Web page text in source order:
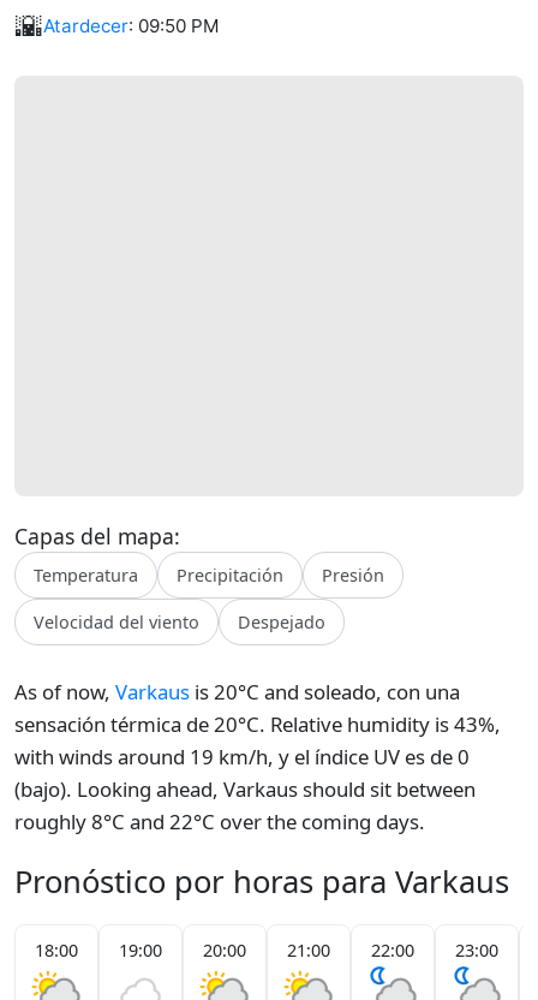
🌇Atardecer: 09:50 PM
Capas del mapa:
Temperatura Precipitación Presión
Velocidad del viento Despejado
As of now, Varkaus is 20°C and soleado, con una
sensación térmica de 20°C. Relative humidity is 43%,
with winds around 19 km/h, y el índice UV es de 0
(bajo). Looking ahead, Varkaus should sit between
roughly 8°C and 22°C over the coming days.
Pronóstico por horas para Varkaus
18:00 19:00 20:00 21:00 22:00 23:00